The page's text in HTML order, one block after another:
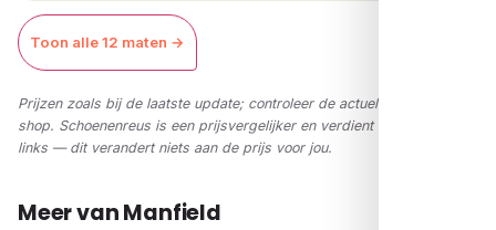
Toon alle 12 maten →
Prijzen zoals bij de laatste update; controleer de actuele prijs in de
shop. Schoenenreus is een prijsvergelijker en verdient via affiliate-
links — dit verandert niets aan de prijs voor jou.
Meer van Manfield